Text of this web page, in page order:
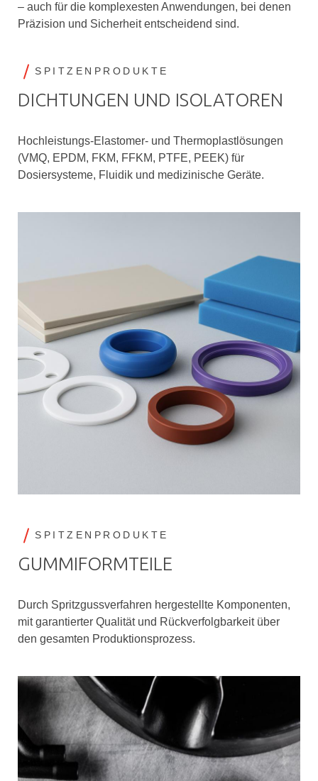
– auch für die komplexesten Anwendungen, bei denen
Präzision und Sicherheit entscheidend sind.
SPITZENPRODUKTE
DICHTUNGEN UND ISOLATOREN
Hochleistungs-Elastomer- und Thermoplastlösungen
(VMQ, EPDM, FKM, FFKM, PTFE, PEEK) für
Dosiersysteme, Fluidik und medizinische Geräte.
SPITZENPRODUKTE
GUMMIFORMTEILE
Durch Spritzgussverfahren hergestellte Komponenten,
mit garantierter Qualität und Rückverfolgbarkeit über
den gesamten Produktionsprozess.